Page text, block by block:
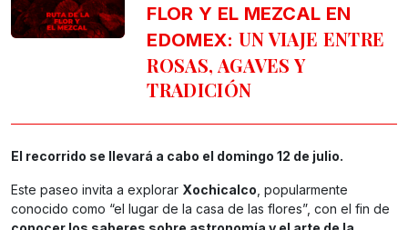
FLOR Y EL MEZCAL EN
EDOMEX: UN VIAJE ENTRE
ROSAS, AGAVES Y
TRADICIÓN
El recorrido se llevará a cabo el domingo 12 de julio.
Este paseo invita a explorar Xochicalco, popularmente
conocido como “el lugar de la casa de las flores”, con el fin de